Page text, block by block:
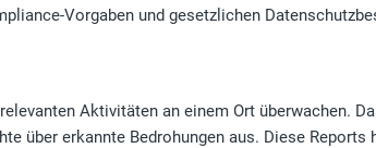
Vorgaben und gesetzlichen
Aktivitäten an einem Ort überwachen.
über erkannte Bedrohungen aus. Diese Reports